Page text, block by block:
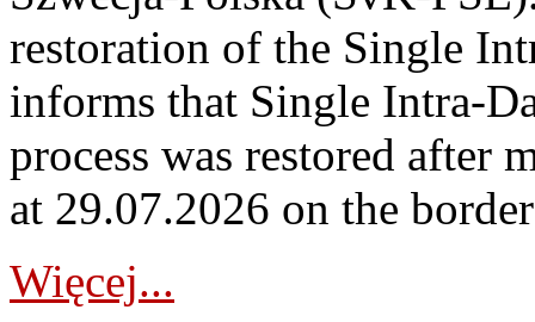
restoration of the Single
informs that Single Intra-
process was restored after
at 29.07.2026 on the
Więcej...